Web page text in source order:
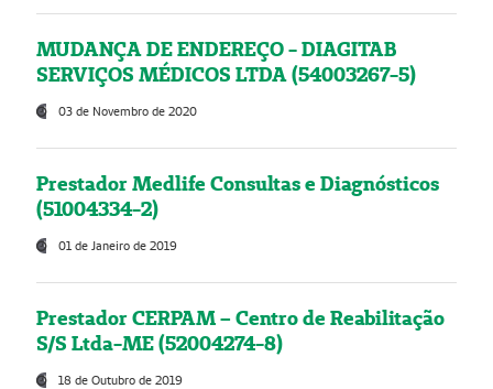
MUDANÇA DE ENDEREÇO - DIAGITAB
SERVIÇOS MÉDICOS LTDA (54003267-5)
03 de Novembro de 2020
Prestador Medlife Consultas e Diagnósticos
(51004334-2)
01 de Janeiro de 2019
Prestador CERPAM – Centro de Reabilitação
S/S Ltda-ME (52004274-8)
18 de Outubro de 2019